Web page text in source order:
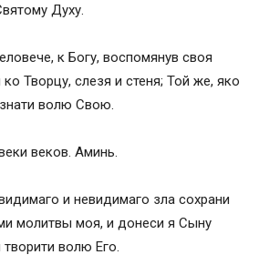
Духу.
к Богу, воспомянув своя
Творцу, слезя и стеня; Той же, яко
волю Свою.
веков. Аминь.
и невидимаго зла сохрани
молитвы моя, и донеси я Сыну
волю Его.